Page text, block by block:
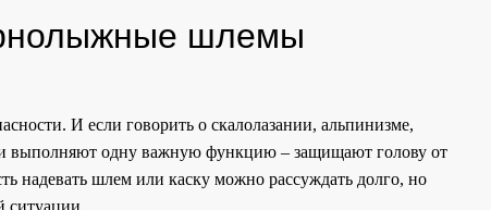
шлемы
И если говорить о скалолазании, альпинизме,
выполняют одну важную функцию – защищают голову от
надевать шлем или каску можно рассуждать долго, но